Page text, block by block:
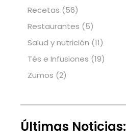
Recetas (56)
Restaurantes (5)
Salud y nutrición (11)
Tés e Infusiones (19)
Zumos (2)
Últimas Noticias: